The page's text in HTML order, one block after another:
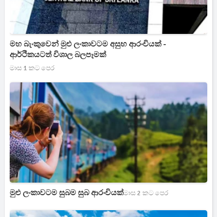
මහ බැංකුවෙන් මුළු ලංකාවටම අසුභ ආරංචියක් -
ආර්ථිකයටත් විශාල බලපෑමක්
මාස 1 කට පෙර
මුළු ලංකාවටම සුබම සුබ ආරංචියක්මාස 2 කට පෙර